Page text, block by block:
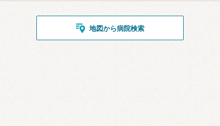
地図から病院検索